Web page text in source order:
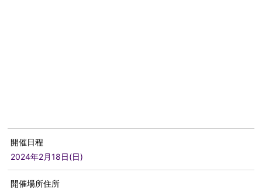
開催日程
2024年2月18日(日)
開催場所住所